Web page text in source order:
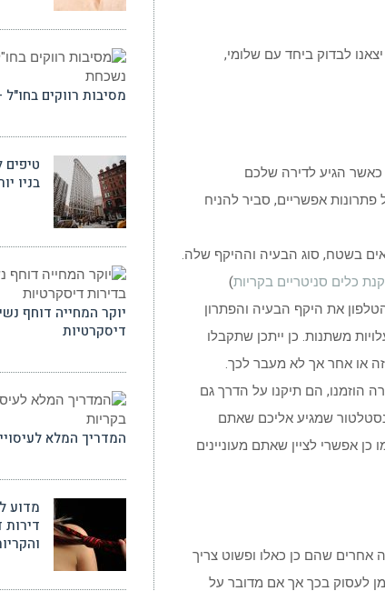
לבדוק ביחד עם שלומי,
כאשר הגיע לדירה שלכם
אפשריים, סביר להניח
בשטח, סוג הבעיה וההיקף שלה.
כלים סניטריים בקריות)
אפשר לדעת מהטלפון את היקף הבעיה והפתרון
משתנות. כן ייתכן שתקבלו
או אחר אך לא מעבר לכך.
הוזמנו, הם תיקנו על הדרך גם
שמגיע אליכם שאתם
אפשרי לציין שאתם מעוניינים
אחרים שהם כן כאלו ופשוט צריך
לעסוק בכך אך אם מדובר על
מסיבות רווקים
בניו
יוקר המחייה דוחף
דיסקרטיות
המדריך המלא
מדוע
דירות